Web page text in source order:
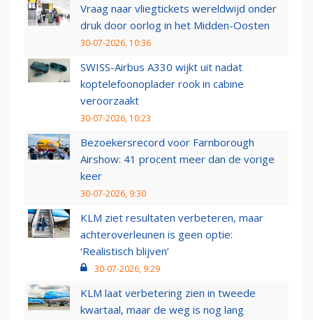
Vraag naar vliegtickets wereldwijd onder
druk door oorlog in het Midden-Oosten
30-07-2026, 10:36
SWISS-Airbus A330 wijkt uit nadat
koptelefoonoplader rook in cabine
veroorzaakt
30-07-2026, 10:23
Bezoekersrecord voor Farnborough
Airshow: 41 procent meer dan de vorige
keer
30-07-2026, 9:30
KLM ziet resultaten verbeteren, maar
achteroverleunen is geen optie:
‘Realistisch blijven’
30-07-2026, 9:29
KLM laat verbetering zien in tweede
kwartaal, maar de weg is nog lang